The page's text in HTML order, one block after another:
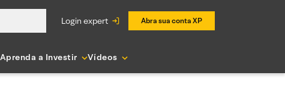
login expert Abra sua conta XP
Aprenda a Investir Vídeos